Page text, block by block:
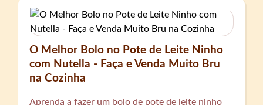
O Melhor Bolo no Pote de Leite Ninho
com Nutella - Faça e Venda Muito Bru
na Cozinha
Aprenda a fazer um bolo de pote de leite ninho